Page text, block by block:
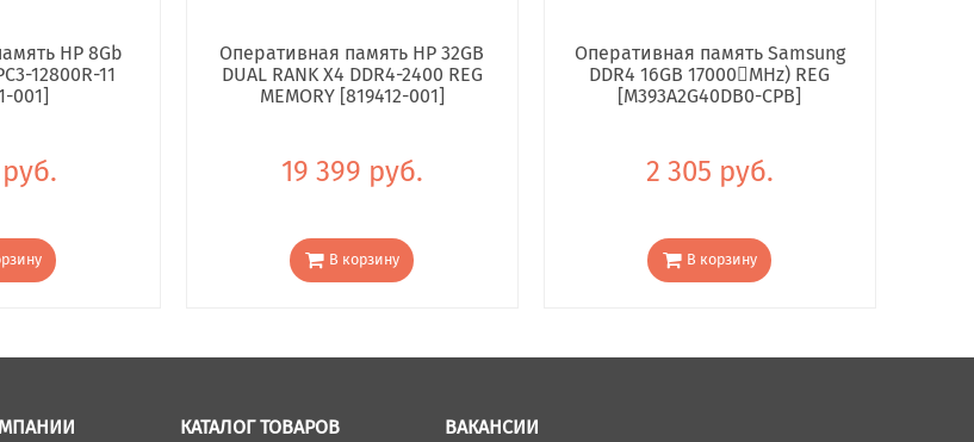
HP 8Gb
12800R-11
001]
Оперативная память HP 32GB
DUAL RANK X4 DDR4-2400 REG
MEMORY [819412-001]
19 399 руб.
В корзину
Оперативная память Samsung
DDR4 16GB 17000񢋕MHz) REG
[M393A2G40DB0-CPB]
2 305 руб.
В корзину
КАТАЛОГ ТОВАРОВ ВАКАНСИИ